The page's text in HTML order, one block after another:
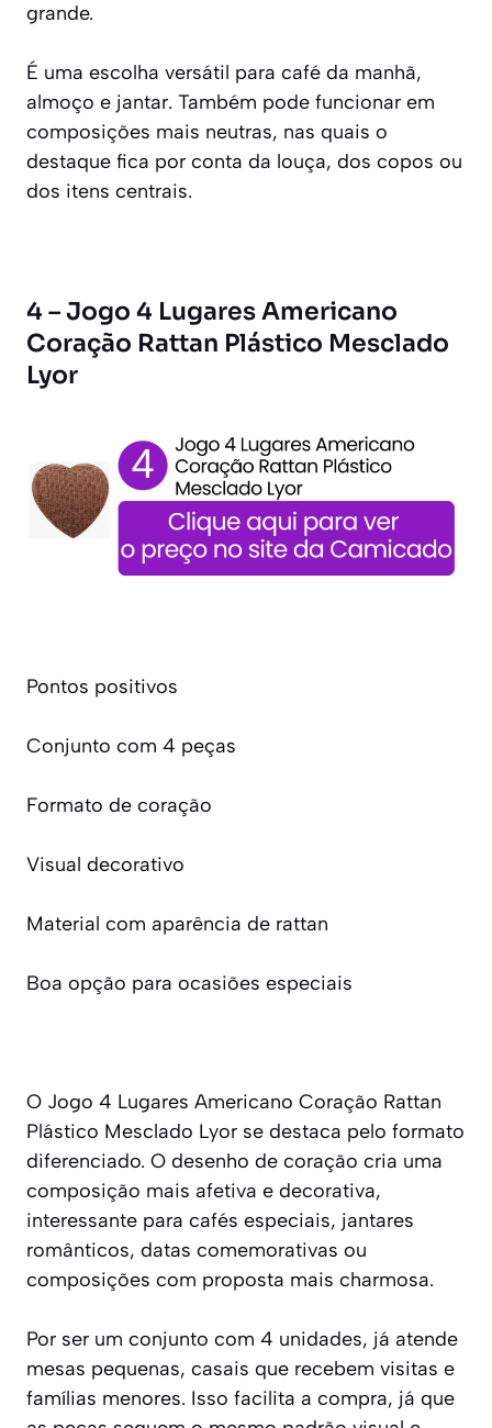
grande.
É uma escolha versátil para café da manhã,
almoço e jantar. Também pode funcionar em
composições mais neutras, nas quais o
destaque fica por conta da louça, dos copos ou
dos itens centrais.
4 – Jogo 4 Lugares Americano
Coração Rattan Plástico Mesclado
Lyor
Pontos positivos
Conjunto com 4 peças
Formato de coração
Visual decorativo
Material com aparência de rattan
Boa opção para ocasiões especiais
O Jogo 4 Lugares Americano Coração Rattan
Plástico Mesclado Lyor se destaca pelo formato
diferenciado. O desenho de coração cria uma
composição mais afetiva e decorativa,
interessante para cafés especiais, jantares
românticos, datas comemorativas ou
composições com proposta mais charmosa.
Por ser um conjunto com 4 unidades, já atende
mesas pequenas, casais que recebem visitas e
famílias menores. Isso facilita a compra, já que